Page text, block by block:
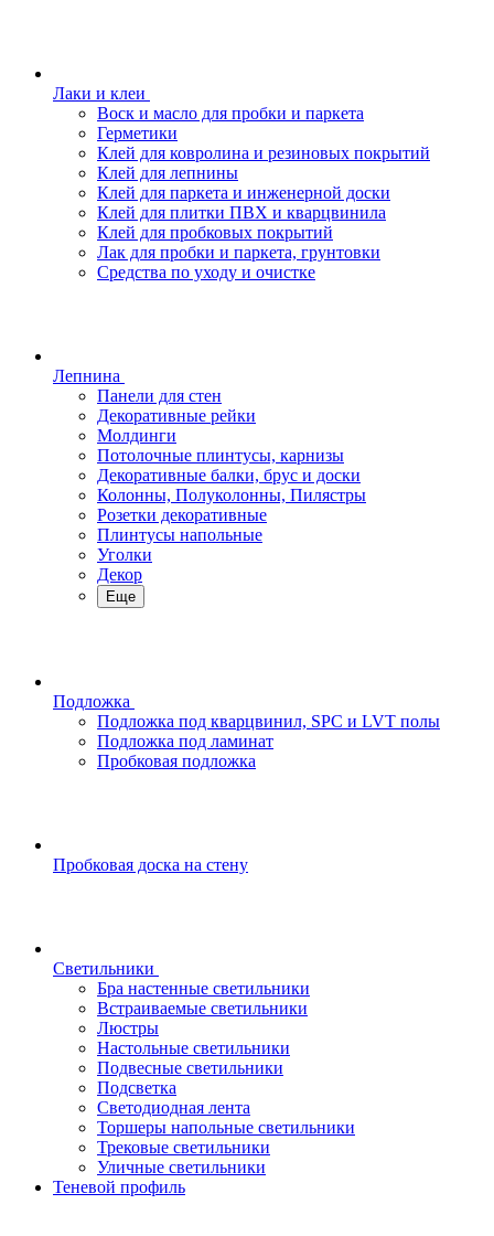
Лаки и клеи
Воск и масло для пробки и паркета
Герметики
Клей для ковролина и резиновых покрытий
Клей для лепнины
Клей для паркета и инженерной доски
Клей для плитки ПВХ и кварцвинила
Клей для пробковых покрытий
Лак для пробки и паркета, грунтовки
Средства по уходу и очистке
Лепнина
Панели для стен
Декоративные рейки
Молдинги
Потолочные плинтусы, карнизы
Декоративные балки, брус и доски
Колонны, Полуколонны, Пилястры
Розетки декоративные
Плинтусы напольные
Уголки
Декор
Еще
Подложка
Подложка под кварцвинил, SPC и LVT полы
Подложка под ламинат
Пробковая подложка
Пробковая доска на стену
Светильники
Бра настенные светильники
Встраиваемые светильники
Люстры
Настольные светильники
Подвесные светильники
Подсветка
Светодиодная лента
Торшеры напольные светильники
Трековые светильники
Уличные светильники
Теневой профиль